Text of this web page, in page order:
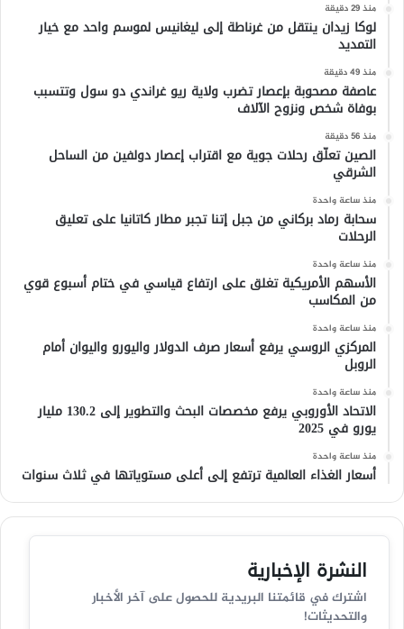
منذ 29 دقيقة
لوكا زيدان ينتقل من غرناطة إلى ليغانيس لموسم واحد مع خيار
التمديد
منذ 49 دقيقة
عاصفة مصحوبة بإعصار تضرب ولاية ريو غراندي دو سول وتتسبب
بوفاة شخص ونزوح الآلاف
منذ 56 دقيقة
الصين تعلّق رحلات جوية مع اقتراب إعصار دولفين من الساحل
الشرقي
منذ ساعة واحدة
سحابة رماد بركاني من جبل إتنا تجبر مطار كاتانيا على تعليق
الرحلات
منذ ساعة واحدة
الأسهم الأمريكية تغلق على ارتفاع قياسي في ختام أسبوع قوي
من المكاسب
منذ ساعة واحدة
المركزي الروسي يرفع أسعار صرف الدولار واليورو واليوان أمام
الروبل
منذ ساعة واحدة
الاتحاد الأوروبي يرفع مخصصات البحث والتطوير إلى 130.2 مليار
يورو في 2025
منذ ساعة واحدة
أسعار الغذاء العالمية ترتفع إلى أعلى مستوياتها في ثلاث سنوات
النشرة الإخبارية
اشترك في قائمتنا البريدية للحصول على آخر الأخبار
والتحديثات!